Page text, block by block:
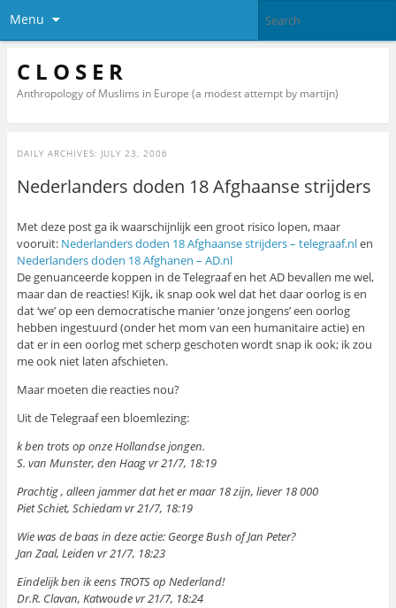
Menu
C L O S E R
Anthropology of Muslims in Europe (a modest attempt by martijn)
DAILY ARCHIVES: JULY 23, 2006
Nederlanders doden 18 Afghaanse strijders
Met deze post ga ik waarschijnlijk een groot risico lopen, maar
vooruit: Nederlanders doden 18 Afghaanse strijders – telegraaf.nlen
Nederlanders doden 18 Afghanen – AD.nl
De genuanceerde koppen in de Telegraaf en het AD bevallen me wel,
maar dan de reacties! Kijk, ik snap ook wel dat het daar oorlog is en
dat ‘we’ op een democratische manier ‘onze jongens’ een oorlog
hebben ingestuurd (onder het mom van een humanitaire actie) en
dat er in een oorlog met scherp geschoten wordt snap ik ook; ik zou
me ook niet laten afschieten.
Maar moeten die reacties nou?
Uit de Telegraaf een bloemlezing:
k ben trots op onze Hollandse jongen.
S. van Munster, den Haag vr 21/7, 18:19
Prachtig , alleen jammer dat het er maar 18 zijn, liever 18 000
Piet Schiet, Schiedam vr 21/7, 18:19
Wie was de baas in deze actie: George Bush of Jan Peter?
Jan Zaal, Leiden vr 21/7, 18:23
Eindelijk ben ik eens TROTS op Nederland!
Dr.R. Clavan, Katwoude vr 21/7, 18:24